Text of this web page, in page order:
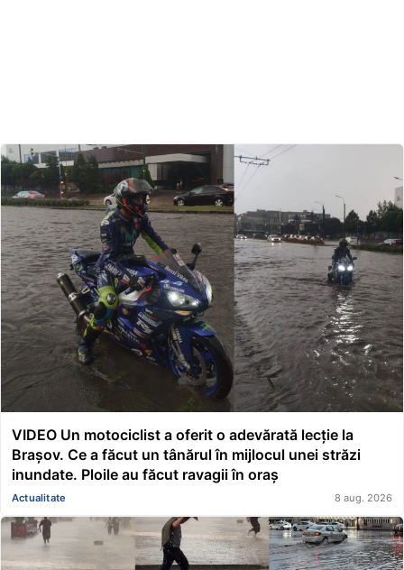
VIDEO Un motociclist a oferit o adevărată lecție la
Brașov. Ce a făcut un tânărul în mijlocul unei străzi
inundate. Ploile au făcut ravagii în oraș
Actualitate 8 aug. 2026